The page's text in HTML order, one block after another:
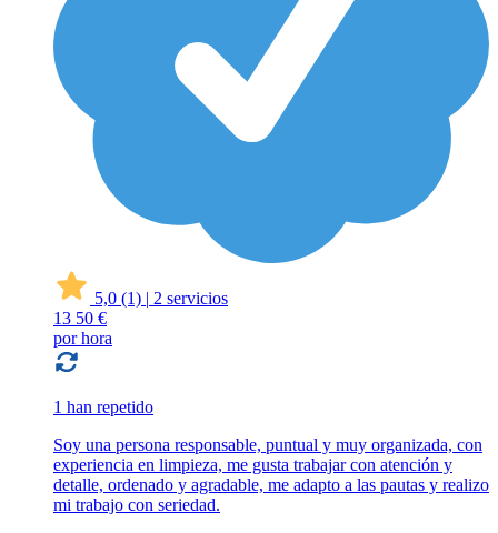
5,0 (1) | 2 servicios
13 50 €
por hora
1 han repetido
Soy una persona responsable, puntual y muy organizada, con
experiencia en limpieza, me gusta trabajar con atención y
detalle, ordenado y agradable, me adapto a las pautas y realizo
mi trabajo con seriedad.